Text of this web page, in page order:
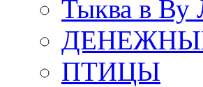
Тыква в
ПТИЦЫ